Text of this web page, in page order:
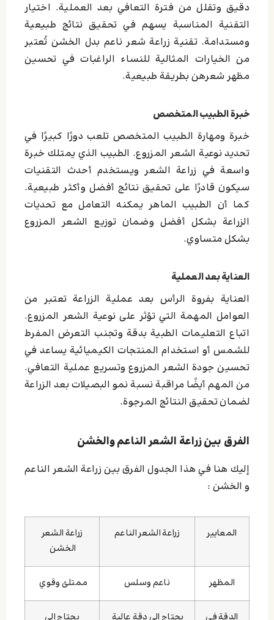
دقيق وتقلل من فترة التعافي بعد العملية. اختيار
التقنية المناسبة يسهم في تحقيق نتائج طبيعية
ومستدامة. تقنية زراعة شعر ناعم بدل الخشن تُعتبر
من الخيارات المثالية للنساء الراغبات في تحسين
مظهر شعرهن بطريقة طبيعية.
خبرة الطبيب المتخصص
خبرة ومهارة الطبيب المتخصص تلعب دورًا كبيرًا في
تحديد نوعية الشعر المزروع. الطبيب الذي يمتلك خبرة
واسعة في زراعة الشعر ويستخدم أحدث التقنيات
سيكون قادرًا على تحقيق نتائج أفضل وأكثر طبيعية.
كما أن الطبيب الماهر يمكنه التعامل مع تحديات
الزراعة بشكل أفضل وضمان توزيع الشعر المزروع
بشكل متساوي.
العناية بعد العملية
العناية بفروة الرأس بعد عملية الزراعة تعتبر من
العوامل المهمة التي تؤثر على نوعية الشعر المزروع.
اتباع التعليمات الطبية بدقة وتجنب التعرض المفرط
للشمس أو استخدام المنتجات الكيميائية يساعد في
تحسين جودة الشعر المزروع وتسريع عملية التعافي.
من المهم أيضًا مراقبة نسبة نمو البصيلات بعد الزراعة
لضمان تحقيق النتائج المرجوة.
الفرق بين زراعة الشعر الناعم والخشن
إليك هنا في هذا الجدول الفرق بين زراعة الشعر الناعم
و الخشن :
المعايير زراعة الشعر الناعم
زراعة الشعر
الخشن
المظهر ناعم وسلس ممتلئ وقوي